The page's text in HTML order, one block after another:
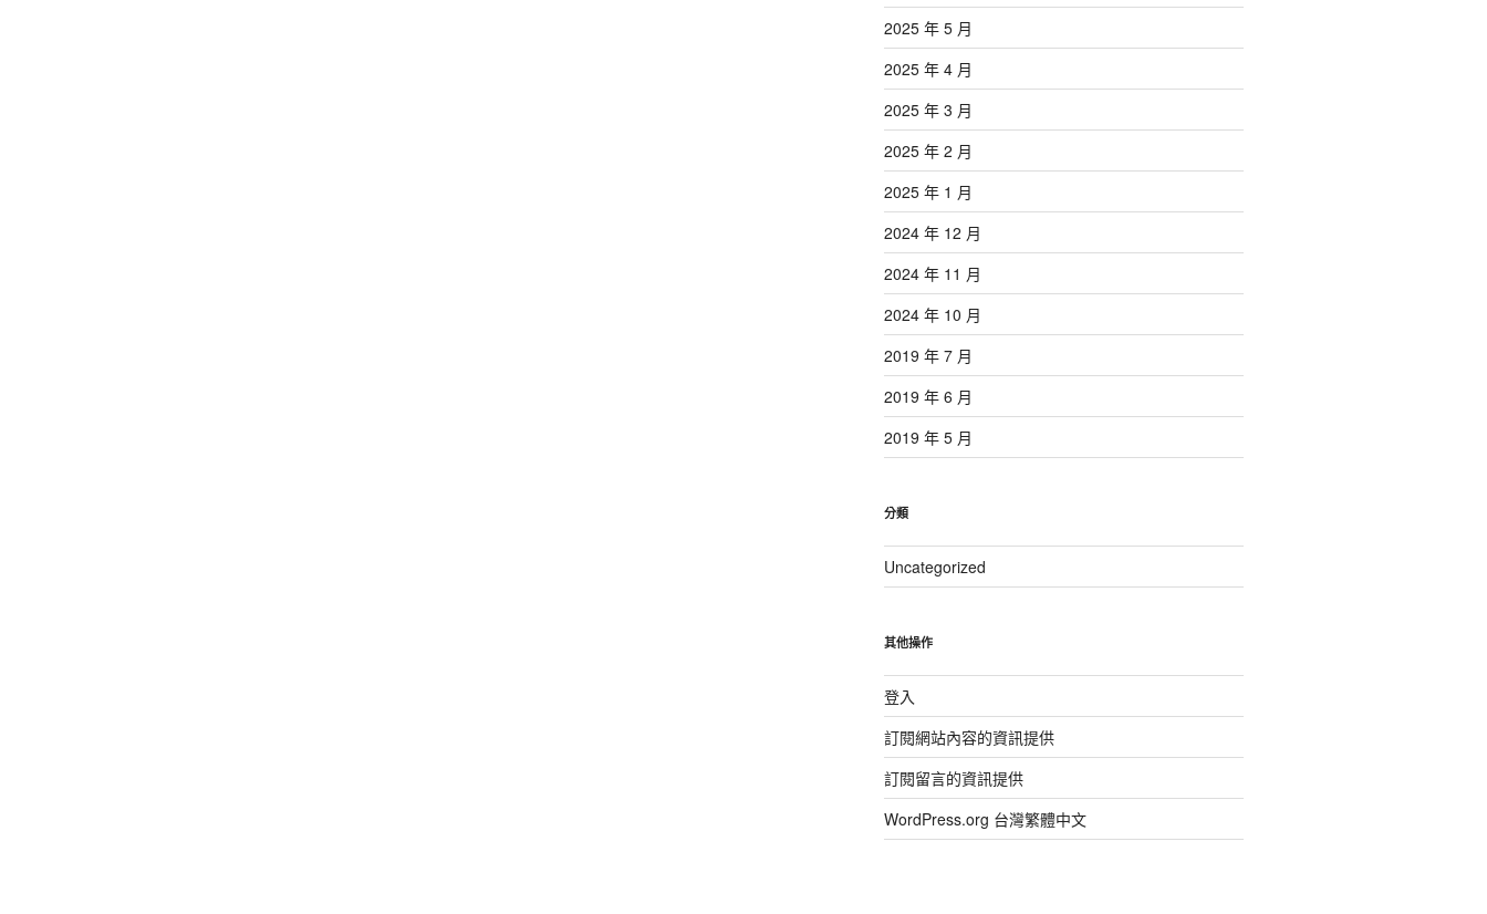
2025 年 5 月
2025 年 4 月
2025 年 3 月
2025 年 2 月
2025 年 1 月
2024 年 12 月
2024 年 11 月
2024 年 10 月
2019 年 7 月
2019 年 6 月
2019 年 5 月
分類
Uncategorized
其他操作
登入
訂閱網站內容的資訊提供
訂閱留言的資訊提供
WordPress.org 台灣繁體中文